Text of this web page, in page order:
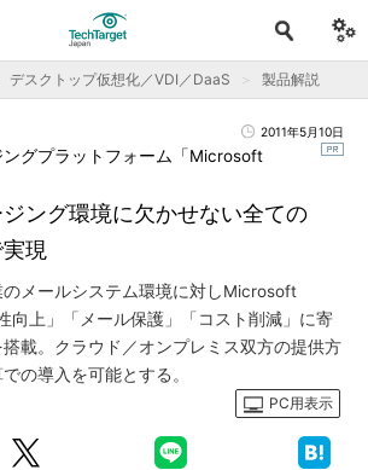
デスクトップ仮想化／VDI／DaaS 製品解説
2011年5月10日
ング環境に欠かせない全ての
現
グプラットフォーム「Microsoft
のメールシステム環境に対しMicrosoft
向上」「メール保護」「コスト削減」に寄
載。クラウド／オンプレミス双方の提供方
の導入を可能とする。
PC用表示